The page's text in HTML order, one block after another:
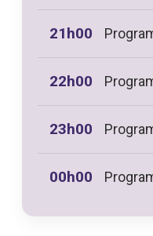
21h00
22h00
23h00
00h00